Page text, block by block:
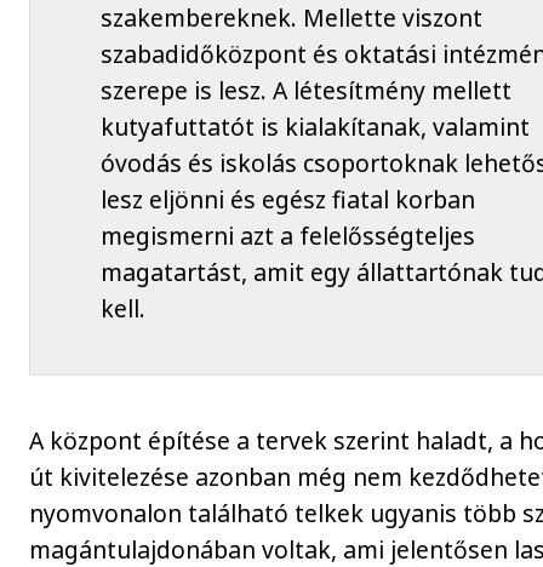
szakembereknek. Mellette viszont
szabadidőközpont és oktatási
szerepe is lesz. A létesítmény mellett
kutyafuttatót is kialakítanak, valamint
óvodás és iskolás csoportoknak
lesz eljönni és egész fiatal korban
megismerni azt a felelősségteljes
magatartást, amit egy állattartónak
kell.
A központ építése a tervek szerint haladt, a
út kivitelezése azonban még nem
nyomvonalon található telkek ugyanis több
magántulajdonában voltak, ami jelentősen